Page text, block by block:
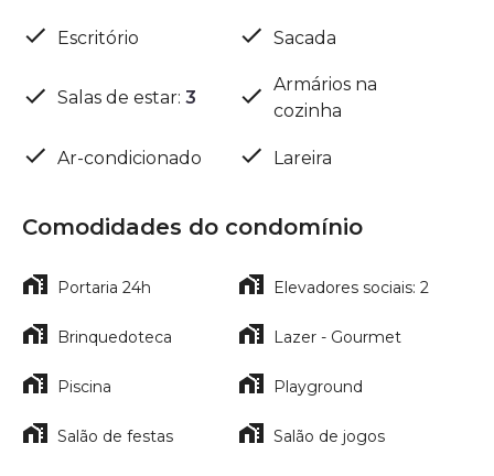
Escritório Sacada
Salas de estar: 3
Armários na
cozinha
Ar-condicionado Lareira
Comodidades do condomínio
Portaria 24h Elevadores sociais: 2
Brinquedoteca Lazer - Gourmet
Piscina Playground
Salão de festas Salão de jogos